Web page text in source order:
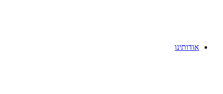
אודותינו